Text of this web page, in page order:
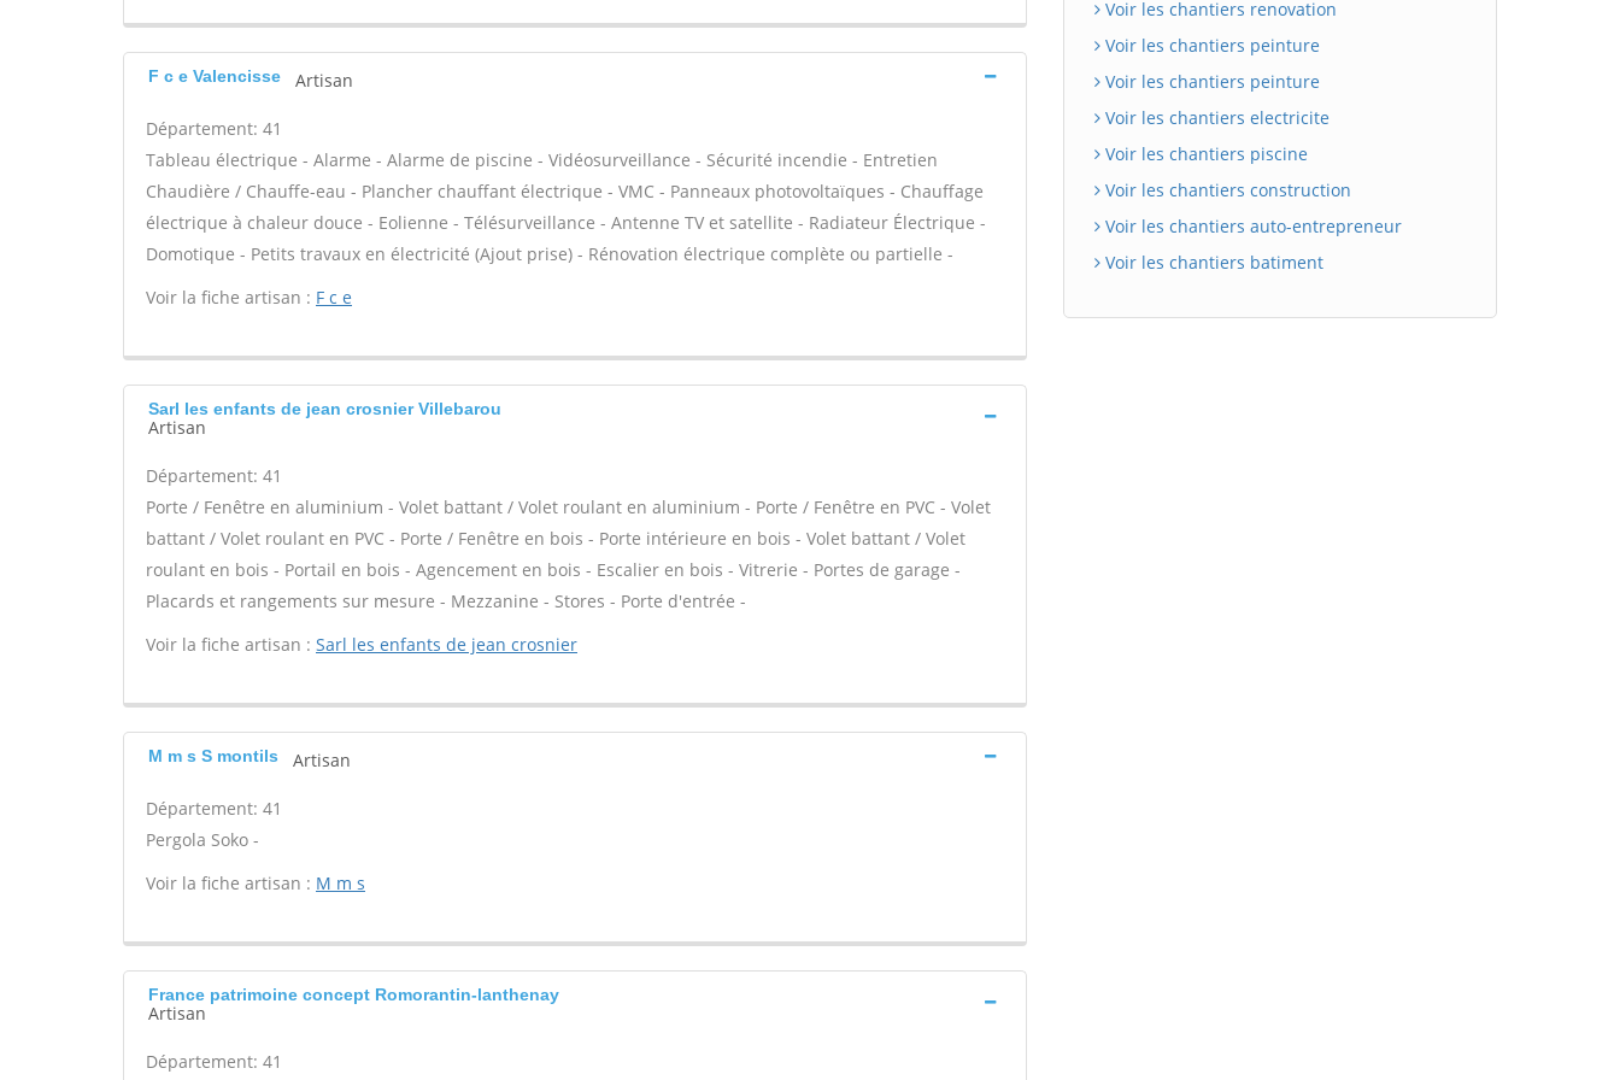
F c e Valencisse Artisan
Département: 41
Tableau électrique - Alarme - Alarme de piscine - Vidéosurveillance - Sécurité incendie - Entretien
Chaudière / Chauffe-eau - Plancher chauffant électrique - VMC - Panneaux photovoltaïques - Chauffage
électrique à chaleur douce - Eolienne - Télésurveillance - Antenne TV et satellite - Radiateur Électrique -
Domotique - Petits travaux en électricité (Ajout prise) - Rénovation électrique complète ou partielle -
Voir la fiche artisan : F c e
Sarl les enfants de jean crosnier Villebarou
Artisan
Département: 41
Porte / Fenêtre en aluminium - Volet battant / Volet roulant en aluminium - Porte / Fenêtre en PVC - Volet
battant / Volet roulant en PVC - Porte / Fenêtre en bois - Porte intérieure en bois - Volet battant / Volet
roulant en bois - Portail en bois - Agencement en bois - Escalier en bois - Vitrerie - Portes de garage -
Placards et rangements sur mesure - Mezzanine - Stores - Porte d'entrée -
Voir la fiche artisan : Sarl les enfants de jean crosnier
M m s S montils Artisan
Département: 41
Pergola Soko -
Voir la fiche artisan : M m s
France patrimoine concept Romorantin-lanthenay
Artisan
Département: 41
Voir les chantiers renovation
Voir les chantiers peinture
Voir les chantiers peinture
Voir les chantiers electricite
Voir les chantiers piscine
Voir les chantiers construction
Voir les chantiers auto-entrepreneur
Voir les chantiers batiment